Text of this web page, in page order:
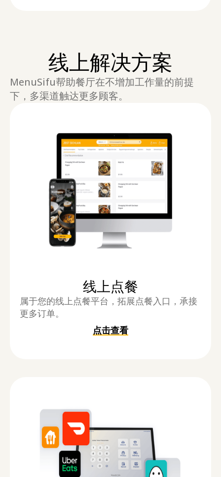
线上解决方案
MenuSifu帮助餐厅在不增加工作量的前提
下，多渠道触达更多顾客。
线上点餐
属于您的线上点餐平台，拓展点餐入口，承接
更多订单。
点击查看